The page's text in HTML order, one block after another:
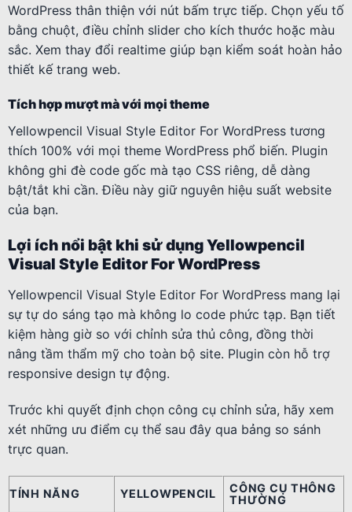
WordPress thân thiện với nút bấm trực tiếp. Chọn yếu tố
bằng chuột, điều chỉnh slider cho kích thước hoặc màu
sắc. Xem thay đổi realtime giúp bạn kiểm soát hoàn hảo
thiết kế trang web.
Tích hợp mượt mà với mọi theme
Yellowpencil Visual Style Editor For WordPress tương
thích 100% với mọi theme WordPress phổ biến. Plugin
không ghi đè code gốc mà tạo CSS riêng, dễ dàng
bật/tắt khi cần. Điều này giữ nguyên hiệu suất website
của bạn.
Lợi ích nổi bật khi sử dụng Yellowpencil
Visual Style Editor For WordPress
Yellowpencil Visual Style Editor For WordPress mang lại
sự tự do sáng tạo mà không lo code phức tạp. Bạn tiết
kiệm hàng giờ so với chỉnh sửa thủ công, đồng thời
nâng tầm thẩm mỹ cho toàn bộ site. Plugin còn hỗ trợ
responsive design tự động.
Trước khi quyết định chọn công cụ chỉnh sửa, hãy xem
xét những ưu điểm cụ thể sau đây qua bảng so sánh
trực quan.
TÍNH NĂNG YELLOWPENCIL
CÔNG CỤ THÔNG
THƯỜNG